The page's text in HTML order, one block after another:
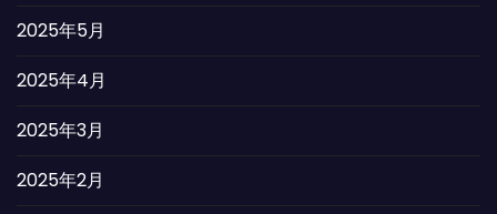
2025年5月
2025年4月
2025年3月
2025年2月